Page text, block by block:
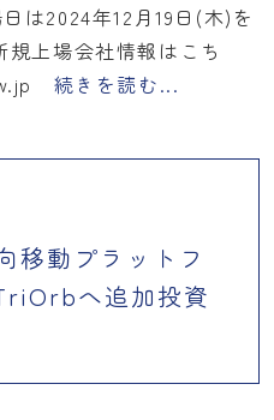
は2024年12月19日(木)を
上場会社情報はこち
続きを読む...
移動プラットフ
へ追加投資